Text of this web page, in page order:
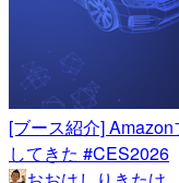
[ブース紹介]
してきた #CES2026